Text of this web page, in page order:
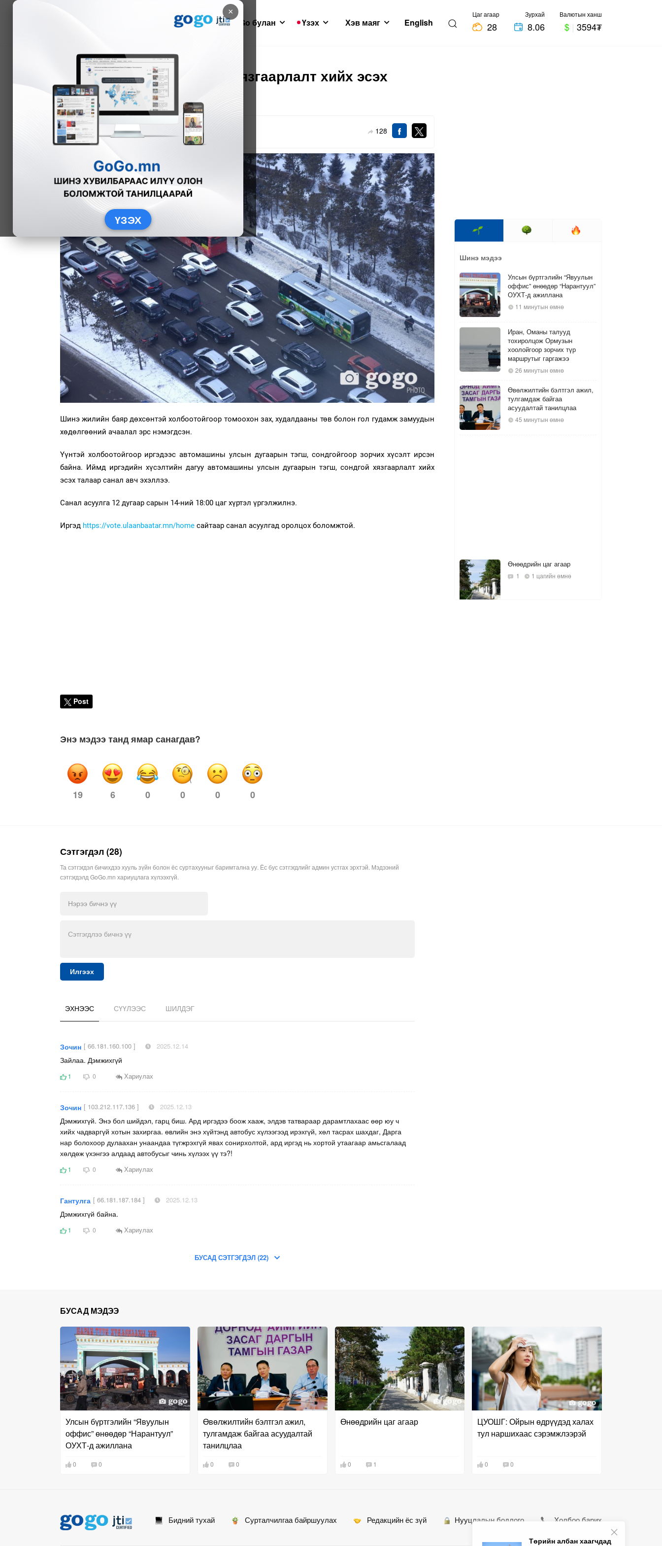
×
ҮЗЭХ
Мэдээ GoGo булан Үзэх Хэв маяг English
Цаг агаар
28
Зурхай
8.06
Валютын ханш
$ | 3594₮
Тэгш, сондгой дугаарын хязгаарлалт хийх эсэх
талаар санал авч эхэллээ
А.Анужин Нийгэм 2025-12-12 128
Шинэ жилийн баяр дөхсөнтэй холбоотойгоор томоохон зах, худалдааны төв болон гол гудамж замуудын
хөдөлгөөний ачаалал эрс нэмэгдсэн.
Үүнтэй холбоотойгоор иргэдээс автомашины улсын дугаарын тэгш, сондгойгоор зорчих хүсэлт ирсэн
байна. Иймд иргэдийн хүсэлтийн дагуу автомашины улсын дугаарын тэгш, сондгой хязгаарлалт хийх
эсэх талаар санал авч эхэллээ.
Санал асуулга 12 дугаар сарын 14-ний 18:00 цаг хүртэл үргэлжилнэ.
Иргэд https://vote.ulaanbaatar.mn/home сайтаар санал асуулгад оролцох боломжтой.
Post
Энэ мэдээ танд ямар санагдав?
19 6 0 0 0 0
Шинэ мэдээ
Улсын бүртгэлийн “Явуулын
оффис” өнөөдөр “Нарантуул”
ОУХТ-д ажиллана
11 минутын өмнө
Иран, Оманы талууд
тохиролцож Ормузын
хоолойгоор зорчих түр
маршрутыг гаргажээ
26 минутын өмнө
Өвөлжилтийн бэлтгэл ажил,
тулгамдаж байгаа
асуудалтай танилцлаа
45 минутын өмнө
Өнөөдрийн цаг агаар
1 1 цагийн өмнө
Сэтгэгдэл (28)
Та сэтгэгдэл бичихдээ хууль зүйн болон ёс суртахууныг баримтална уу. Ёс бус сэтгэгдлийг админ устгах эрхтэй. Мэдээний
сэтгэгдэлд GoGo.mn хариуцлага хүлээхгүй.
Илгээх
ЭХНЭЭС СҮҮЛЭЭС ШИЛДЭГ
Зочин [ 66.181.160.100 ] 2025.12.14
Зайлаа. Дэмжихгүй
1 0 Хариулах
Зочин [ 103.212.117.136 ] 2025.12.13
Дэмжихгүй. Энэ бол шийдэл, гарц биш. Ард иргэдээ боож хааж, элдэв татвараар дарамтлахаас өөр юу ч
хийх чадваргүй хотын захиргаа. өвлийн энэ хүйтэнд автобус хүлээгээд ирэхгүй, хөл тасрах шахдаг, Дарга
нар болохоор дулаахан унаандаа түгжрэхгүй явах сонирхолтой, ард иргэд нь хортой утаагаар амьсгалаад
хөлдөж үхэнгээ алдаад автобусыг чинь хүлээх үү тэ?!
1 0 Хариулах
Гантулга [ 66.181.187.184 ] 2025.12.13
Дэмжихгүй байна.
1 0 Хариулах
БУСАД СЭТГЭГДЭЛ (22)
Төрийн албан хаагчдад
БУСАД МЭДЭЭ
Улсын бүртгэлийн “Явуулын
оффис” өнөөдөр “Нарантуул”
ОУХТ-д ажиллана
0 0
Өвөлжилтийн бэлтгэл ажил,
тулгамдаж байгаа асуудалтай
танилцлаа
0 0
Өнөөдрийн цаг агаар
0 1
ЦУОШГ: Ойрын өдрүүдэд халах
тул наршихаас сэрэмжлээрэй
0 0
Бидний тухай Сурталчилгаа байршуулах Редакцийн ёс зүй Нууцлалын бодлого Холбоо барих